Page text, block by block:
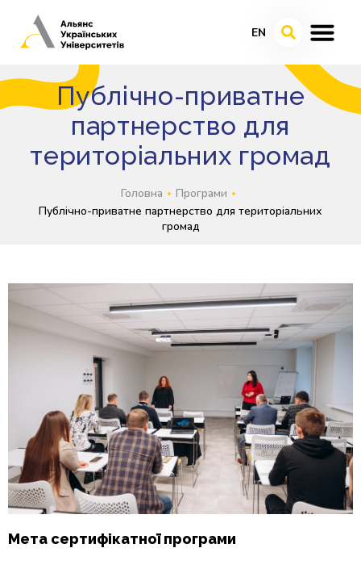
EN
Публічно-приватне
партнерство для
територіальних громад
Головна
Програми
Публічно-приватне партнерство для територіальних
громад
Мета сертифікатної програми